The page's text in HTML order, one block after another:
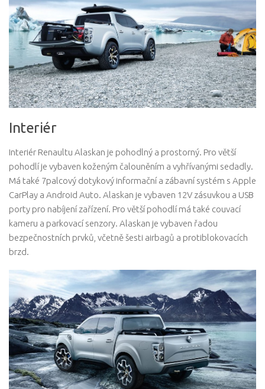
Interiér
Interiér Renaultu Alaskan je pohodlný a prostorný. Pro větší
pohodlí je vybaven koženým čalouněním a vyhřívanými sedadly.
Má také 7palcový dotykový informační a zábavní systém s Apple
CarPlay a Android Auto. Alaskan je vybaven 12V zásuvkou a USB
porty pro nabíjení zařízení. Pro větší pohodlí má také couvací
kameru a parkovací senzory. Alaskan je vybaven řadou
bezpečnostních prvků, včetně šesti airbagů a protiblokovacích
brzd.